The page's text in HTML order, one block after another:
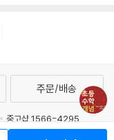
주문/배송
중고샵 1566-4295